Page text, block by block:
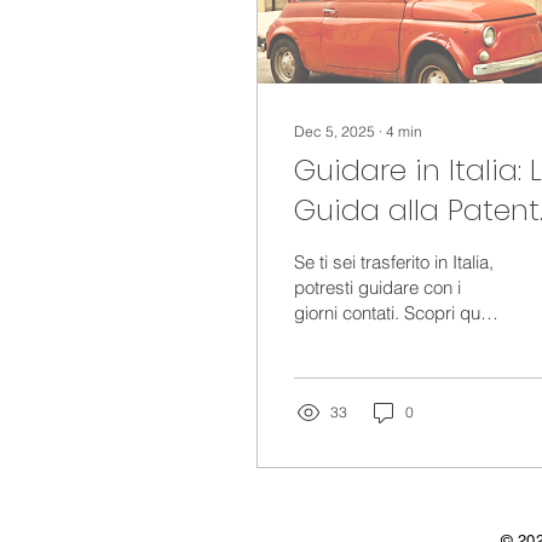
Dec 5, 2025 ∙ 4 min
Guidare in Italia:
Guida alla
B per chi Parla
Inglese
Se ti sei trasferito in Italia,
potresti guidare con i
giorni contati. Scopri quali
illegalmente e come il
aiuta chi parla inglese a
33 0